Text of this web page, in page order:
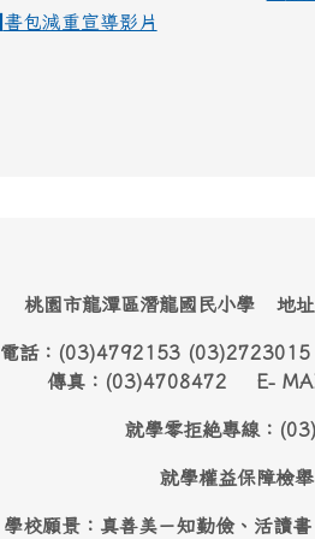
書包減重宣導影片
桃園市龍潭區潛龍國民小學 地
電話：(03)4792153
傳真：(03)4708472 E-
就學零拒絶專線：
就學權益保障檢
學校願景：真善美－知勤儉、活讀